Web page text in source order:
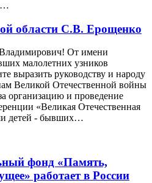
области С.В. Ерощенко
От имени
малолетних узников
выразить руководству и народу
Великой Отечественной войны
организацию и проведение
«Великая Отечественная
детей - бывших…
фонд «Память,
работает в России